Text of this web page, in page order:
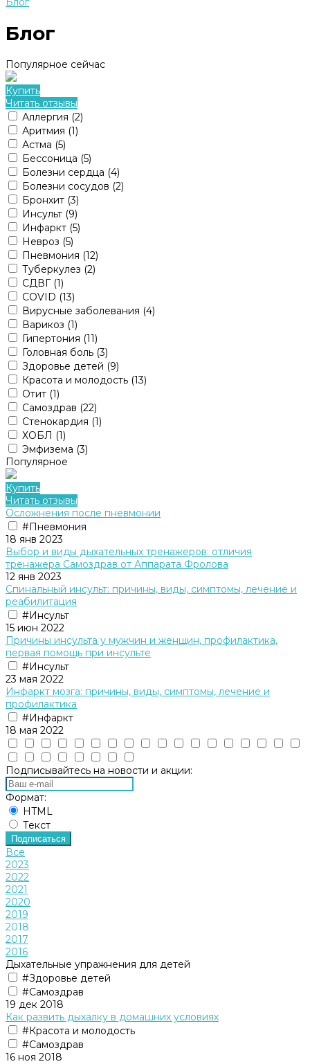
Блог
Популярное сейчас
Купить
Читать отзывы
Аллергия (2)
Аритмия (1)
Астма (5)
Бессоница (5)
Болезни сердца (4)
Болезни сосудов (2)
Бронхит (3)
Инсульт (9)
Инфаркт (5)
Невроз (5)
Пневмония (12)
Туберкулез (2)
СДВГ (1)
COVID (13)
Вирусные заболевания (4)
Варикоз (1)
Гипертония (11)
Головная боль (3)
Здоровье детей (9)
Красота и молодость (13)
Отит (1)
Самоздрав (22)
Стенокардия (1)
ХОБЛ (1)
Эмфизема (3)
Популярное
Купить
Читать отзывы
Осложнения после пневмонии
#Пневмония
18 янв 2023
Выбор и виды дыхательных тренажеров: отличия
тренажера Cамоздрав от Аппарата Фролова
12 янв 2023
Спинальный инсульт: причины, виды, симптомы, лечение и
реабилитация
#Инсульт
15 июн 2022
Причины инсульта у мужчин и женщин, профилактика,
первая помощь при инсульте
#Инсульт
23 мая 2022
Инфаркт мозга: причины, виды, симптомы, лечение и
профилактика
#Инфаркт
18 мая 2022
Подписывайтесь на новости и акции:
Формат:
HTML
Текст
Подписаться
Все
2023
2022
2021
2020
2019
2018
2017
2016
Дыхательные упражнения для детей
#Здоровье детей
#Самоздрав
19 дек 2018
Как развить дыхалку в домашних условиях
#Красота и молодость
#Самоздрав
16 ноя 2018